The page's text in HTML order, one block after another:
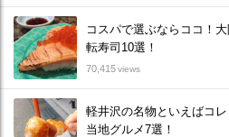
コスパで選ぶならココ！
転寿司10選！
70,415views
軽井沢の名物といえばコ
当地グルメ7選！